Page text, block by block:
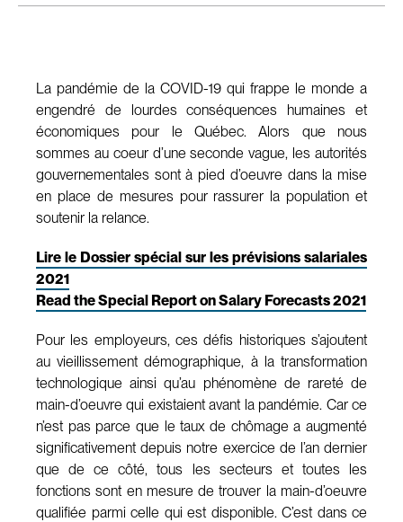
La pandémie de la COVID-19 qui frappe le monde a
engendré de lourdes conséquences humaines et
économiques pour le Québec. Alors que nous
sommes au coeur d’une seconde vague, les autorités
gouvernementales sont à pied d’oeuvre dans la mise
en place de mesures pour rassurer la population et
soutenir la relance.
Lire le Dossier spécial sur les prévisions salariales
2021
Read the Special Report on Salary Forecasts 2021
Pour les employeurs, ces défis historiques s’ajoutent
au vieillissement démographique, à la transformation
technologique ainsi qu’au phénomène de rareté de
main-d’oeuvre qui existaient avant la pandémie. Car ce
n’est pas parce que le taux de chômage a augmenté
significativement depuis notre exercice de l’an dernier
que de ce côté, tous les secteurs et toutes les
fonctions sont en mesure de trouver la main-d’oeuvre
qualifiée parmi celle qui est disponible. C’est dans ce